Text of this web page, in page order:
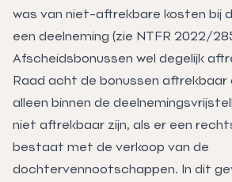
was van niet-aftrekbare kosten bij
een deelneming (zie NTFR 2022/
Afscheidsbonussen wel degelijk
Raad acht de bonussen
alleen binnen de
niet aftrekbaar zijn, als er een
bestaat met de verkoop van de
dochtervennootschappen. In dit